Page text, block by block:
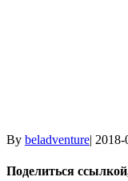
By beladventure|
Поделиться